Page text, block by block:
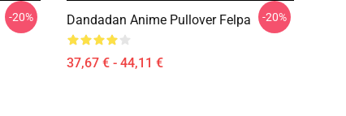
-20% Dandadan Anime Pullover Felpa
37,67 € - 44,11 €
-20%